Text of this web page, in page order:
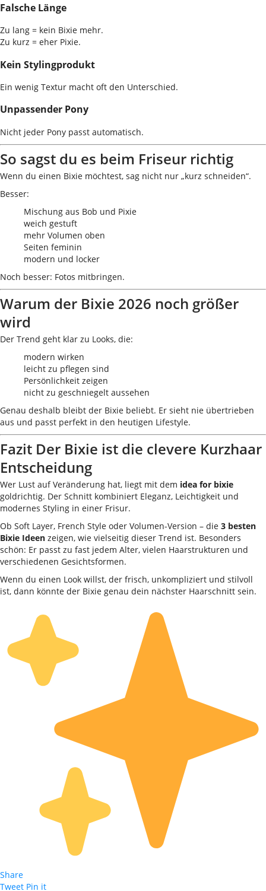
Falsche Länge
Zu lang = kein Bixie mehr.
Zu kurz = eher Pixie.
Kein Stylingprodukt
Ein wenig Textur macht oft den Unterschied.
Unpassender Pony
Nicht jeder Pony passt automatisch.
So sagst du es beim Friseur richtig
Wenn du einen Bixie möchtest, sag nicht nur „kurz schneiden“.
Besser:
Mischung aus Bob und Pixie
weich gestuft
mehr Volumen oben
Seiten feminin
modern und locker
Noch besser: Fotos mitbringen.
Warum der Bixie 2026 noch größer
wird
Der Trend geht klar zu Looks, die:
modern wirken
leicht zu pflegen sind
Persönlichkeit zeigen
nicht zu geschniegelt aussehen
Genau deshalb bleibt der Bixie beliebt. Er sieht nie übertrieben
aus und passt perfekt in den heutigen Lifestyle.
Fazit Der Bixie ist die clevere Kurzhaar
Entscheidung
Wer Lust auf Veränderung hat, liegt mit dem idea for bixie
goldrichtig. Der Schnitt kombiniert Eleganz, Leichtigkeit und
modernes Styling in einer Frisur.
Ob Soft Layer, French Style oder Volumen-Version – die 3 besten
Bixie Ideen zeigen, wie vielseitig dieser Trend ist. Besonders
schön: Er passt zu fast jedem Alter, vielen Haarstrukturen und
verschiedenen Gesichtsformen.
Wenn du einen Look willst, der frisch, unkompliziert und stilvoll
ist, dann könnte der Bixie genau dein nächster Haarschnitt sein.
Share
Tweet Pin it